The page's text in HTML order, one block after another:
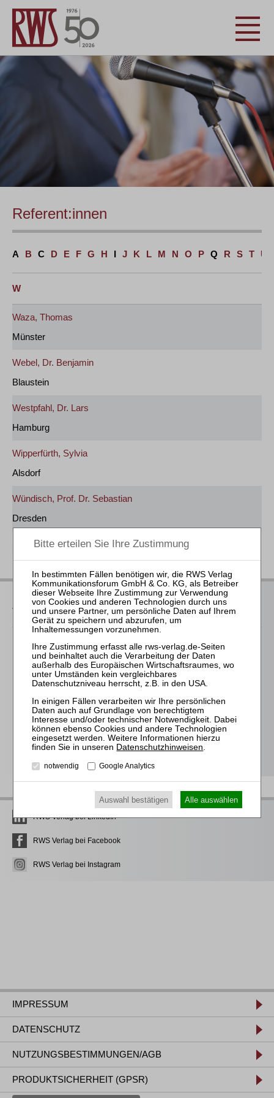
Referent:innen
A B C D E F G H I J K L M N O P Q R S T U
W
Waza, Thomas
Münster
Webel, Dr. Benjamin
Blaustein
Westpfahl, Dr. Lars
Hamburg
Wipperfürth, Sylvia
Alsdorf
Wündisch, Prof. Dr. Sebastian
Dresden
zurück
Das bieten Ihnen unsere
Veranstaltungen
Für alle Endgeräte kompatible und browserbasierte
Online-Fortbildungen
Individuelle Assistenz bis zur Einwahl und Verbindung mit
unserem Online-Seminar
Hochwertige Unterlagen für die Teilnahme, ideal auch zum
späteren Nachschlagen
Erwerb des anerkanntenRWS-Zertifikats
Teilnahmebescheinigungen gemäßGOI, § 15 FAO und
RWS Verlag bei LinkedIn
RWS Verlag bei Facebook
RWS Verlag bei Instagram
IMPRESSUM
DATENSCHUTZ
NUTZUNGSBESTIMMUNGEN/AGB
PRODUKTSICHERHEIT (GPSR)
Datenschutzhinweisen
notwendig Google Analytics
Auswahl bestätigen Alle auswählen